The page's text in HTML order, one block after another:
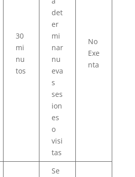
30
mi
nu
tos
det
er
mi
nar
nu
eva
s
ses
ion
es
o
visi
tas
No
Exe
nta
Se